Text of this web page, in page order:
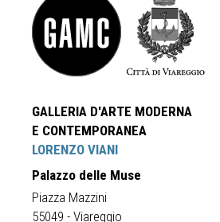
GALLERIA D'ARTE MODERNA
E CONTEMPORANEA
LORENZO VIANI
Palazzo delle Muse
Piazza Mazzini
55049 - Viareggio